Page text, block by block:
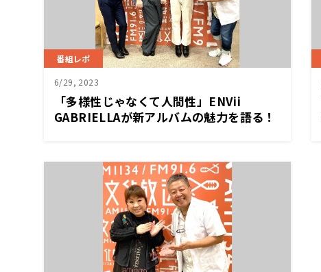
番組レポ
6/29, 2023
「多様性じゃなくて人間性」ENVii
GABRIELLAが新アルバムの魅力を語る！